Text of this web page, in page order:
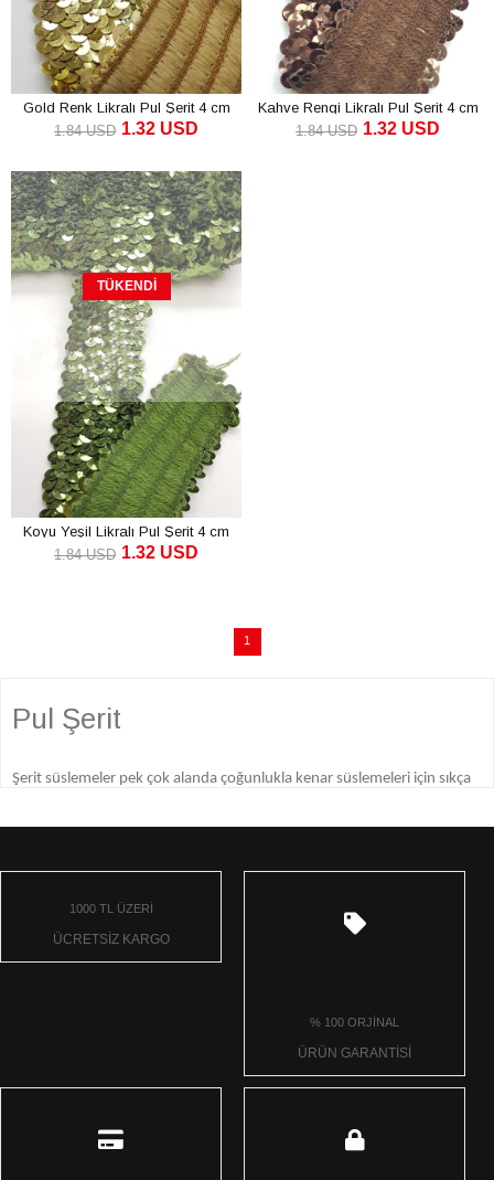
Gold Renk Likralı Pul Şerit 4 cm
1.32 USD
1.84 USD
Kahve Rengi Likralı Pul Şerit 4 cm
1.32 USD
1.84 USD
TÜKENDI
Koyu Yeşil Likralı Pul Şerit 4 cm
1.32 USD
1.84 USD
1
Pul Şerit
Şerit süslemeler pek çok alanda çoğunlukla kenar süslemeleri için sıkça
örtülerinin, koltuk örtülerinin veya yatak örtülerinin boylarında veya
kenarlarında kenar kapatmak için veya farklı süslemeler oluşturabilmek
amacı ile rahatlıkla kullanılabilirler. Şeritlerin pek çok farklı çeşidi
üretiyor ve satışa sunuyoruz.
1000 TL ÜZERİ
ÜCRETSİZ KARGO
% 100 ORJİNAL
ÜRÜN GARANTİSİ